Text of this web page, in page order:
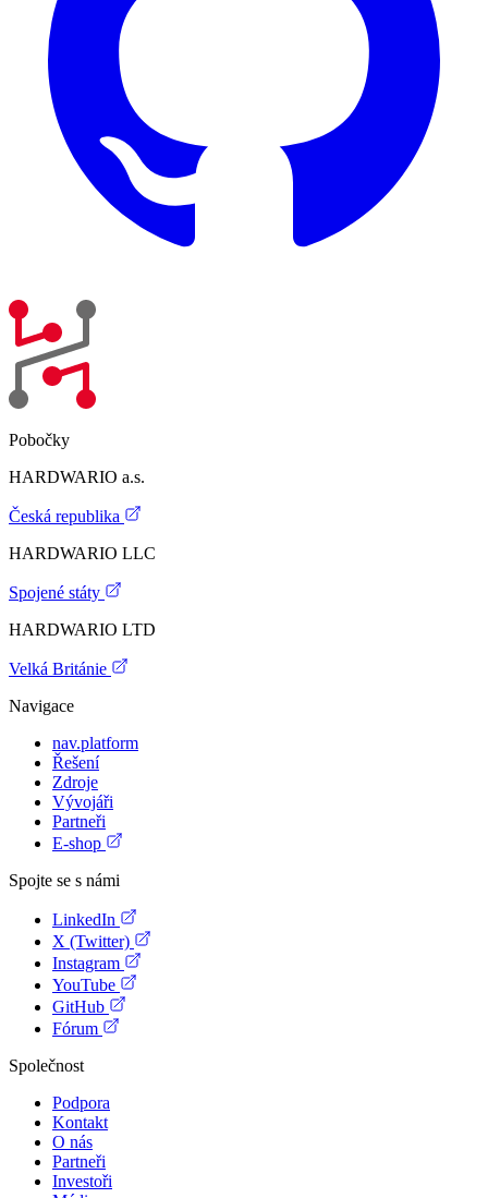
Pobočky
HARDWARIO a.s.
Česká republika
HARDWARIO LLC
Spojené státy
HARDWARIO LTD
Velká Británie
Navigace
nav.platform
Řešení
Zdroje
Vývojáři
Partneři
E-shop
Spojte se s námi
LinkedIn
X (Twitter)
Instagram
YouTube
GitHub
Fórum
Společnost
Podpora
Kontakt
O nás
Partneři
Investoři